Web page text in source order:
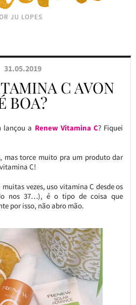
31.05.2019
C AVON
BOA?
lançou a Renew Vitamina C? Fiquei
mas torce muito pra um produto dar
C!
vezes, uso vitamina C desde os
nos 37…), é o tipo de coisa que
por isso, não abro mão.